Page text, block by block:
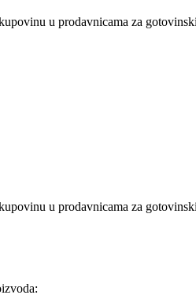
u prodavnicama za
u prodavnicama za